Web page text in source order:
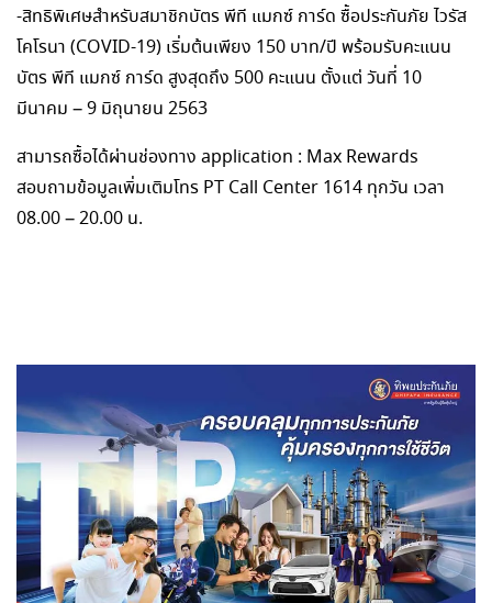
-สิทธิพิเศษสำหรับสมาชิกบัตร พีที แมกซ์ การ์ด ซื้อประกันภัย ไวรัส
โคโรนา (COVID-19) เริ่มต้นเพียง 150 บาท/ปี พร้อมรับคะแนน
บัตร พีที แมกซ์ การ์ด สูงสุดถึง 500 คะแนน ตั้งแต่ วันที่ 10
มีนาคม – 9 มิถุนายน 2563
สามารถซื้อได้ผ่านช่องทาง application : Max Rewards
สอบถามข้อมูลเพิ่มเติมโทร PT Call Center 1614 ทุกวัน เวลา
08.00 – 20.00 น.